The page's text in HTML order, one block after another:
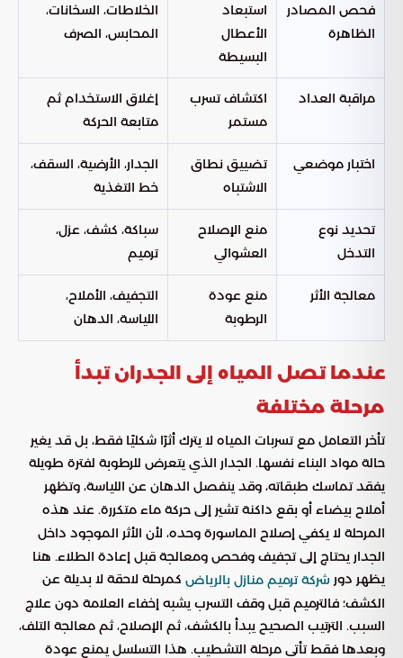
فحص المصادر
الظاهرة
استبعاد
الأعطال
البسيطة
الخلاطات، السخانات،
المحابس، الصرف
مراقبة العداد
اكتشاف تسرب
مستمر
إغلاق الاستخدام ثم
متابعة الحركة
اختبار موضعي
تضييق نطاق
الاشتباه
الجدار، الأرضية، السقف،
خط التغذية
تحديد نوع
التدخل
منع الإصلاح
العشوائي
سباكة، كشف، عزل،
ترميم
معالجة الأثر
منع عودة
الرطوبة
التجفيف، الأملاح،
اللياسة، الدهان
عندما تصل المياه إلى الجدران تبدأ
مرحلة مختلفة
تأخر التعامل مع تسربات المياه لا يترك أثرًا شكليًا فقط، بل قد يغير
حالة مواد البناء نفسها. الجدار الذي يتعرض للرطوبة لفترة طويلة
يفقد تماسك طبقاته، وقد ينفصل الدهان عن اللياسة، وتظهر
أملاح بيضاء أو بقع داكنة تشير إلى حركة ماء متكررة. عند هذه
المرحلة لا يكفي إصلاح الماسورة وحده، لأن الأثر الموجود داخل
الجدار يحتاج إلى تجفيف وفحص ومعالجة قبل إعادة الطلاء. هنا
يظهر دور شركة ترميم منازل بالرياض كمرحلة لاحقة لا بديلة عن
الكشف؛ فالترميم قبل وقف التسرب يشبه إخفاء العلامة دون علاج
السبب. الترتيب الصحيح يبدأ بالكشف، ثم الإصلاح، ثم معالجة التلف،
وبعدها فقط تأتي مرحلة التشطيب. هذا التسلسل يمنع عودة